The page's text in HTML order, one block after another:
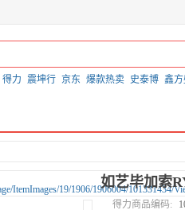
得力 震坤行 京东 爆款热卖 史泰博 鑫
如艺毕加索
得力商品编码: